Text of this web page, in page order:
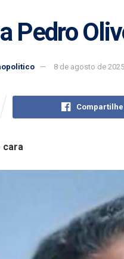
Pedro
8 de agosto de 2025
Compartilhe
cara